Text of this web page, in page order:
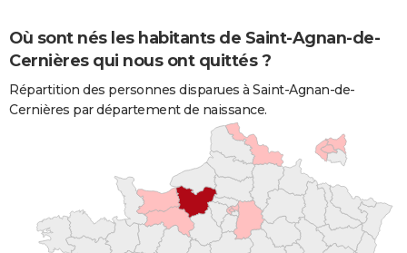
Où sont nés les habitants de Saint-Agnan-de-
Cernières qui nous ont quittés ?
Répartition des personnes disparues à Saint-Agnan-de-
Cernières par département de naissance.